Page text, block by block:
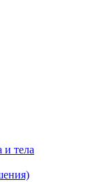
тела